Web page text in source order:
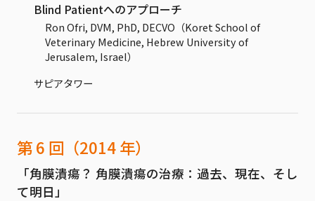
Blind Patientへのアプローチ
Ron Ofri, DVM, PhD, DECVO（Koret School of
Veterinary Medicine, Hebrew University of
Jerusalem, Israel）
サピアタワー
第 6 回（2014 年）
「角膜潰瘍？ 角膜潰瘍の治療：過去、現在、そし
て明日」